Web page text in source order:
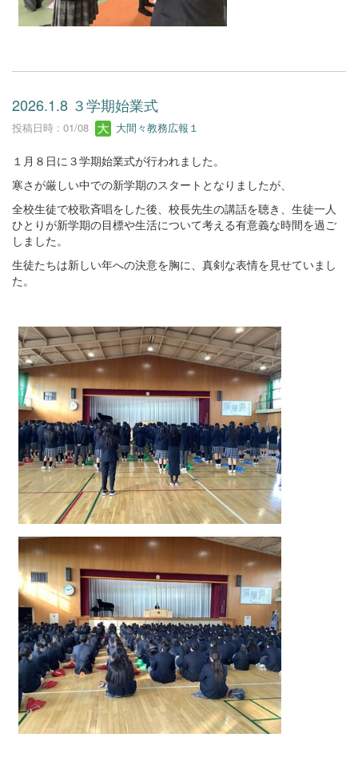
2026.1.8 ３学期始業式
投稿日時 : 01/08 大間々教務広報１
１月８日に３学期始業式が行われました。
寒さが厳しい中での新学期のスタートとなりましたが、
全校生徒で校歌斉唱をした後、校長先生の講話を聴き、生徒一人
ひとりが新学期の目標や生活について考える有意義な時間を過ご
しました。
生徒たちは新しい年への決意を胸に、真剣な表情を見せていまし
た。